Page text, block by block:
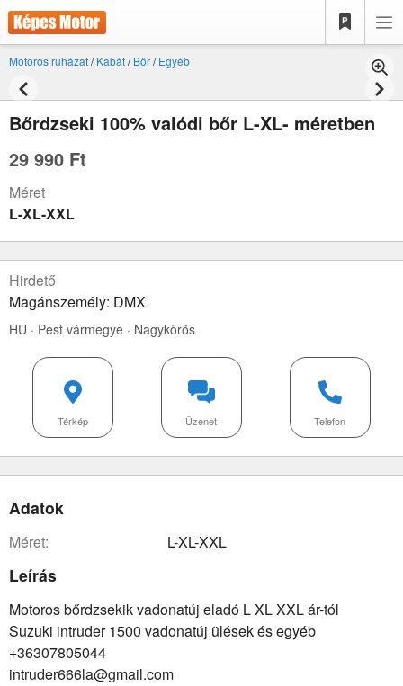
Motoros ruházat/Kabát/Bőr/Egyéb
Bőrdzseki 100% valódi bőr L-XL- méretben
29 990 Ft
Méret
L-XL-XXL
Hirdető
Magánszemély: DMX
HU · Pest vármegye · Nagykőrös
Telefon
Üzenet
Térkép
Adatok
méret: L-XL-XXL
Leírás
Motoros bőrdzsekik vadonatúj eladó L XL XXL ár-tól
Suzuki intruder 1500 vadonatúj ülések és egyéb
+36307805044
intruder666la@gmail.com